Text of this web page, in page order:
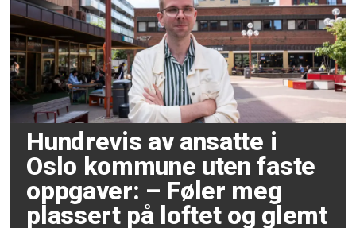
Hundrevis av ansatte i
Oslo kommune uten faste
oppgaver: – Føler meg
plassert på loftet og glemt